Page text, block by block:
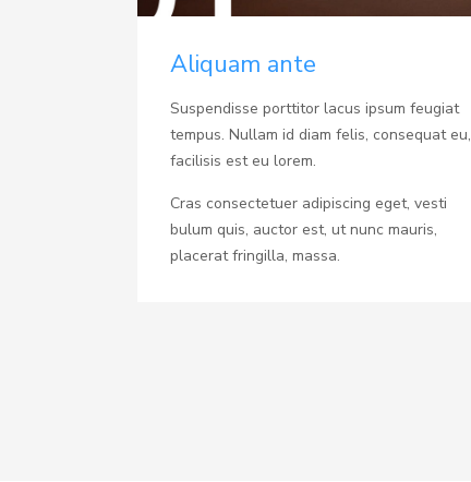
Aliquam ante
Suspendisse porttitor lacus ipsum feugiat
tempus. Nullam id diam felis, consequat eu,
facilisis est eu lorem.
Cras consectetuer adipiscing eget, vesti
bulum quis, auctor est, ut nunc mauris,
placerat fringilla, massa.